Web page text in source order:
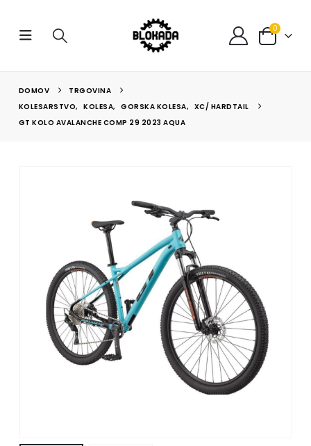
0
DOMOV
TRGOVINA
KOLESARSTVO, KOLESA, GORSKA KOLESA, XC/ HARDTAIL
GT KOLO AVALANCHE COMP 29 2023 AQUA